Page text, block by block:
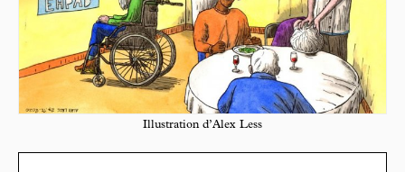
Illustration d’Alex Less